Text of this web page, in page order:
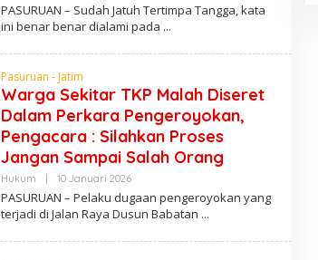
E
H
E
L
I
S
PASURUAN – Sudah Jatuh Tertimpa Tangga, kata
ini benar benar dialami pada
Pasuruan - Jatim
Warga Sekitar TKP Malah Diseret
Dalam Perkara Pengeroyokan,
Pengacara : Silahkan Proses
Jangan Sampai Salah Orang
Hukum | 10 Januari 2026O
E
H
E
PASURUAN – Pelaku dugaan pengeroyokan yang
terjadi di Jalan Raya Dusun Babatan